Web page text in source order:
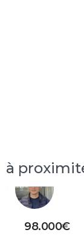
à
98.000€